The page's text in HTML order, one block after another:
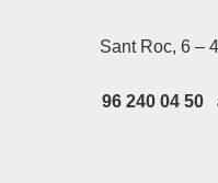
Sant Roc, 6 –
96 240 04 50